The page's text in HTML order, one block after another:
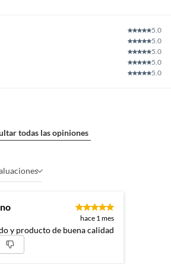
5.0
5.0
5.0
5.0
5.0
todas las opiniones
hace 1 mes
y producto de buena calidad